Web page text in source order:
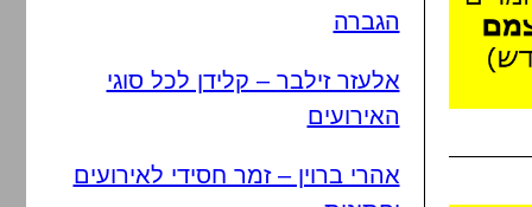
הגברה
אלעזר זילבר – קלידן לכל סוגי
האירועים
אהרי ברוין – זמר חסידי לאירועים